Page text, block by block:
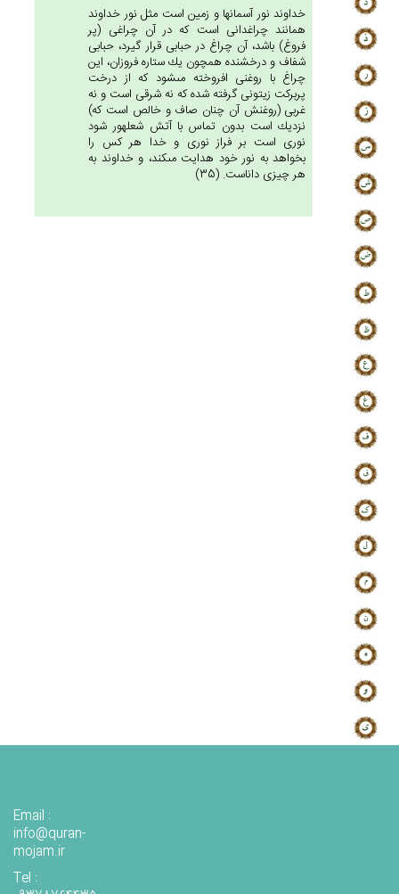
خداوند نور آسمانها و زمين است مثل نور خداوند
همانند چراغدانى است كه در آن چراغى (پر
فروغ) باشد، آن چراغ در حبابى قرار گيرد، حبابى
شفاف و درخشنده همچون يك ستاره فروزان، اين
چراغ با روغنى افروخته مى‏شود كه از درخت
پربركت زيتونى گرفته شده كه نه شرقى است و نه
غربى (روغنش آن چنان صاف و خالص است كه)
نزديك است بدون تماس با آتش شعله‏ور شود
نورى است بر فراز نورى و خدا هر كس را
بخواهد به نور خود هدايت مى‏كند، و خداوند به
هر چيزى داناست. (35)
Email :
info@quran-
mojam.ir
Tel :